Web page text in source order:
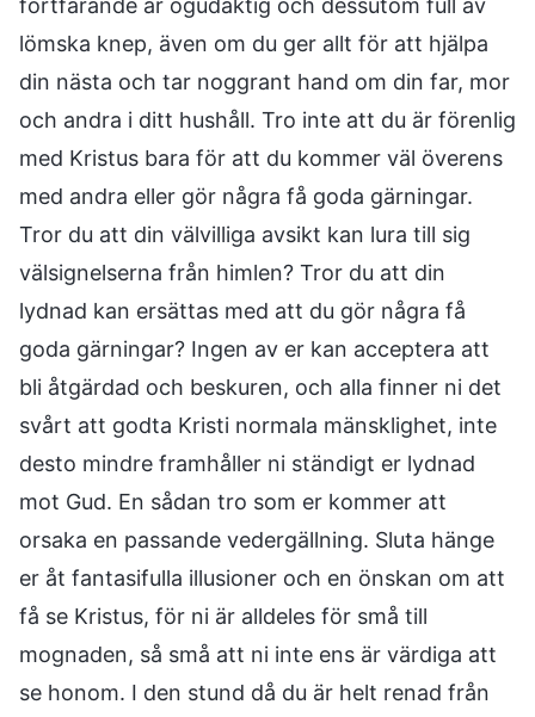
fortfarande är ogudaktig och dessutom full av
lömska knep, även om du ger allt för att hjälpa
din nästa och tar noggrant hand om din far, mor
och andra i ditt hushåll. Tro inte att du är förenlig
med Kristus bara för att du kommer väl överens
med andra eller gör några få goda gärningar.
Tror du att din välvilliga avsikt kan lura till sig
välsignelserna från himlen? Tror du att din
lydnad kan ersättas med att du gör några få
goda gärningar? Ingen av er kan acceptera att
bli åtgärdad och beskuren, och alla finner ni det
svårt att godta Kristi normala mänsklighet, inte
desto mindre framhåller ni ständigt er lydnad
mot Gud. En sådan tro som er kommer att
orsaka en passande vedergällning. Sluta hänge
er åt fantasifulla illusioner och en önskan om att
få se Kristus, för ni är alldeles för små till
mognaden, så små att ni inte ens är värdiga att
se honom. I den stund då du är helt renad från